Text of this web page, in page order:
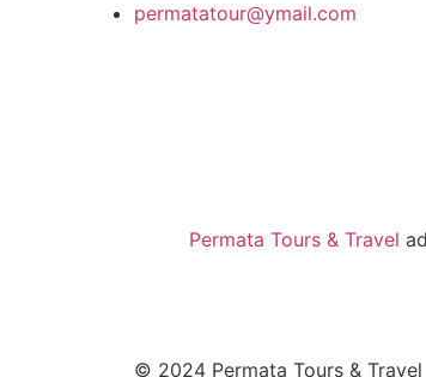
permatatour@ymail.com
Permata Tours & Travel
© 2024 Permata Tours &